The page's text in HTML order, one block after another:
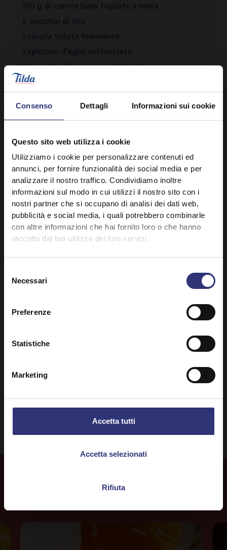
Consenso Dettagli Informazioni sui cookie
Questo sito web utilizza i cookie
Utilizziamo i cookie per personalizzare contenuti ed
annunci, per fornire funzionalità dei social media e per
analizzare il nostro traffico. Condividiamo inoltre
informazioni sul modo in cui utilizzi il nostro sito con i
nostri partner che si occupano di analisi dei dati web,
pubblicità e social media, i quali potrebbero combinarle
con altre informazioni che hai fornito loro o che hanno
raccolto dal tuo utilizzo dei loro servizi.
delNecessari
Preferenze
Statistiche
Marketing
Accetta tutti
Accetta selezionati
Rifiuta
150 g di carote baby tagliate a metà
2 cucchiai di olio
1 cipolla tritata finemente
1 spicchio d’aglio schiacciato
1 pezzetto di zenzero grattugiato
3 cucchiai di pasta rogan josh (esiste anche la
½ cucchiaino di semi di cipolla nera tostati
200 ml di acqua
100 g di ceci scolati
1 grosso pomodoro tagliato in quattro parti
Sale e pepe nero per insaporire
Difficoltà bassa Vegetariano